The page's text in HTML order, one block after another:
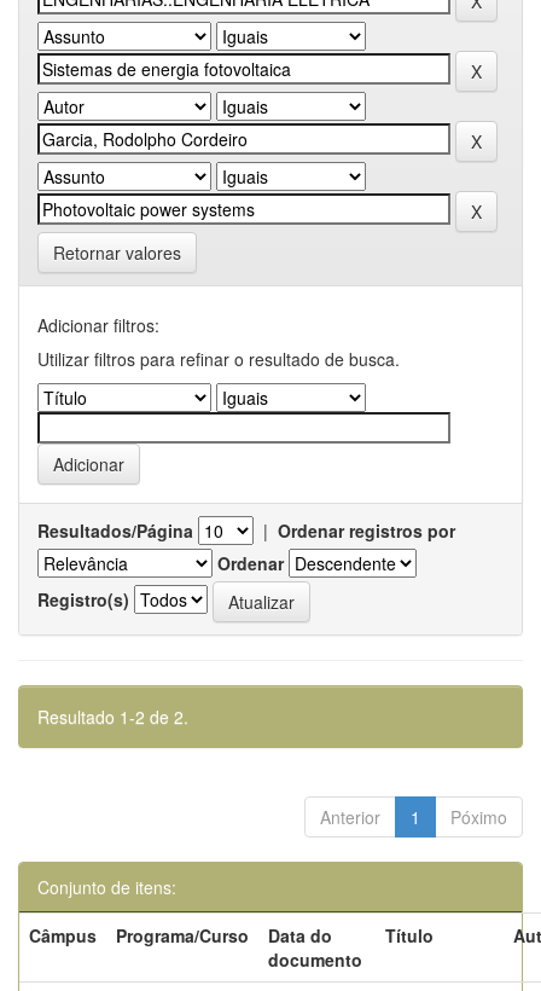
Retornar valores
Adicionar filtros:
Utilizar filtros para refinar o resultado de busca.
Resultados/Página | Ordenar registros por
Ordenar
Registro(s)
Resultado 1-2 de 2.
Anterior 1 Póximo
Conjunto de itens:
Câmpus
Programa/Curso
Data do
documento
Título